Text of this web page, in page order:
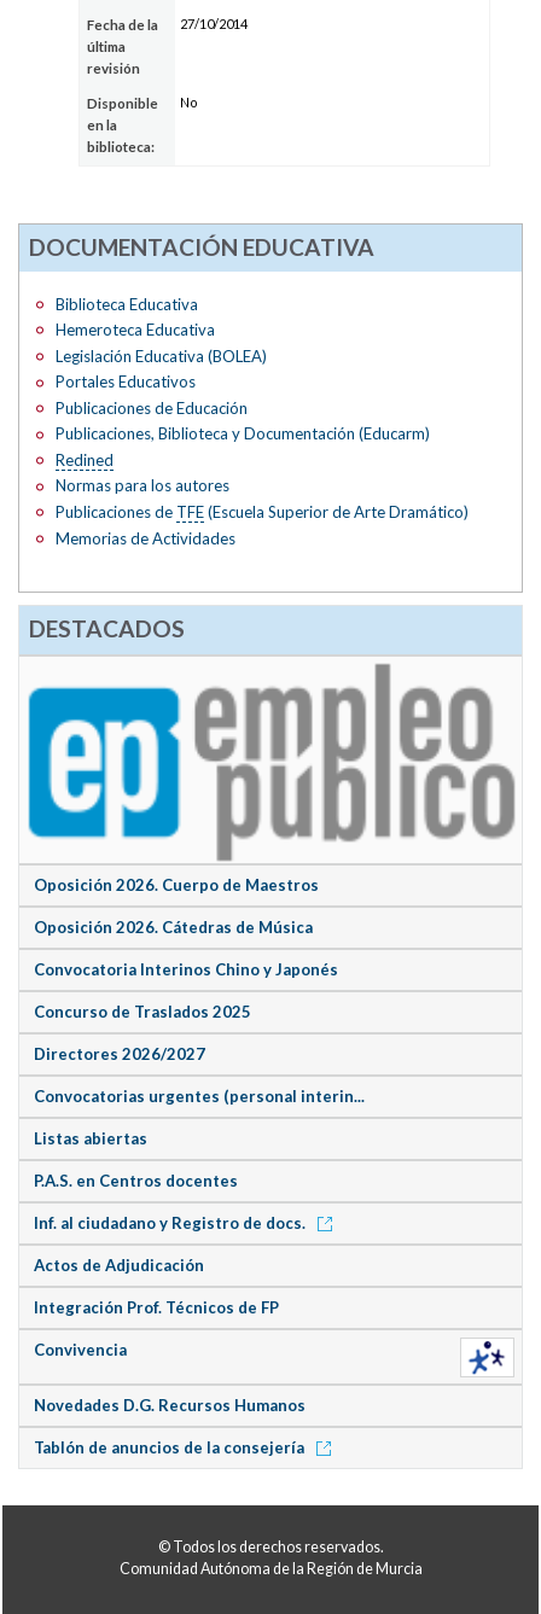
Fecha de la
última
revisión
27/10/2014
Disponible
en la
biblioteca:
No
DOCUMENTACIÓN EDUCATIVA
Biblioteca Educativa
Hemeroteca Educativa
Legislación Educativa (BOLEA)
Portales Educativos
Publicaciones de Educación
Publicaciones, Biblioteca y Documentación (Educarm)
Redined
Normas para los autores
Publicaciones de TFE(Escuela Superior de Arte Dramático)
Memorias de Actividades
DESTACADOS
Oposición 2026. Cuerpo de Maestros
Oposición 2026. Cátedras de Música
Convocatoria Interinos Chino y Japonés
Concurso de Traslados 2025
Directores 2026/2027
Convocatorias urgentes (personal interin...
Listas abiertas
P.A.S. en Centros docentes
Inf. al ciudadano y Registro de docs.
Actos de Adjudicación
Integración Prof. Técnicos de FP
Convivencia
Novedades D.G. Recursos Humanos
Tablón de anuncios de la consejería
© Todos los derechos reservados.
Comunidad Autónoma de la Región de Murcia